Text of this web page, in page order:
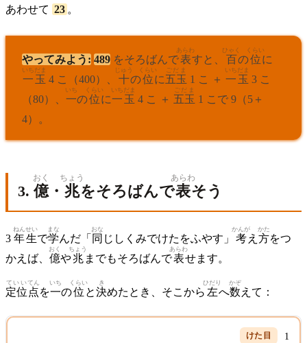
あわせて 23 。
やってみよう: 489 をそろばんで表
あらわ
すと、 百
ひゃく
の位
くらい
に
一玉
いちだま
4 こ（400）、 十
じゅう
の位
くらい
に五玉
ごだま
1 こ ＋ 一玉
いちだま
3 こ
（80）、 一
いち
の位
くらい
に一玉
いちだま
4 こ ＋ 五玉
ごだま
1 こで 9（5＋
4）。
3. 億
おく
・ 兆
ちょう
をそろばんで表
あらわ
そう
3 年
ねん
生
せい
で学
まな
んだ「 同
おな
じしくみでけたをふやす」 考
かんが
え 方
かた
をつ
かえば、 億
おく
や兆
ちょう
までもそろばんで表
あらわ
せます。
定位
ていい
点
てん
を一
いち
の位
くらい
と決
き
めたとき、そこから 左
ひだり
へ数
かぞ
えて：
1